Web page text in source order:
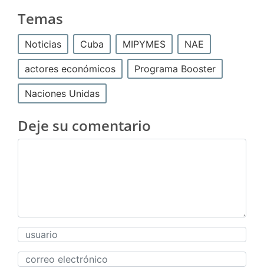
Temas
Noticias Cuba MIPYMES NAE
actores económicos Programa Booster
Naciones Unidas
Deje su comentario